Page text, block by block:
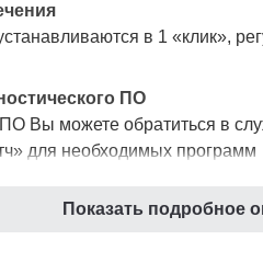
в 1 «клик»,
ПО
Вы можете обратиться в
для необходимых программ
процедурам, а также
Показать подробное